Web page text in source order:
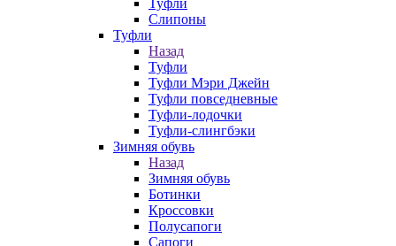
Туфли
Слипоны
Туфли
Назад
Туфли
Туфли Мэри Джейн
Туфли повседневные
Туфли-лодочки
Туфли-слингбэки
Зимняя обувь
Назад
Зимняя обувь
Ботинки
Кроссовки
Полусапоги
Сапоги